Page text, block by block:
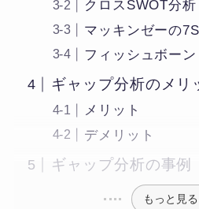
クロスSWOT分析
マッキンゼーの7S
フィッシュボー
ギャップ分析のメリ
メリット
デメリット
ギャップ分析の事例
もっと見る